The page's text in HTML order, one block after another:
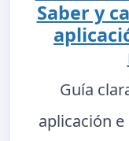
Saber y
Guía
aplicación